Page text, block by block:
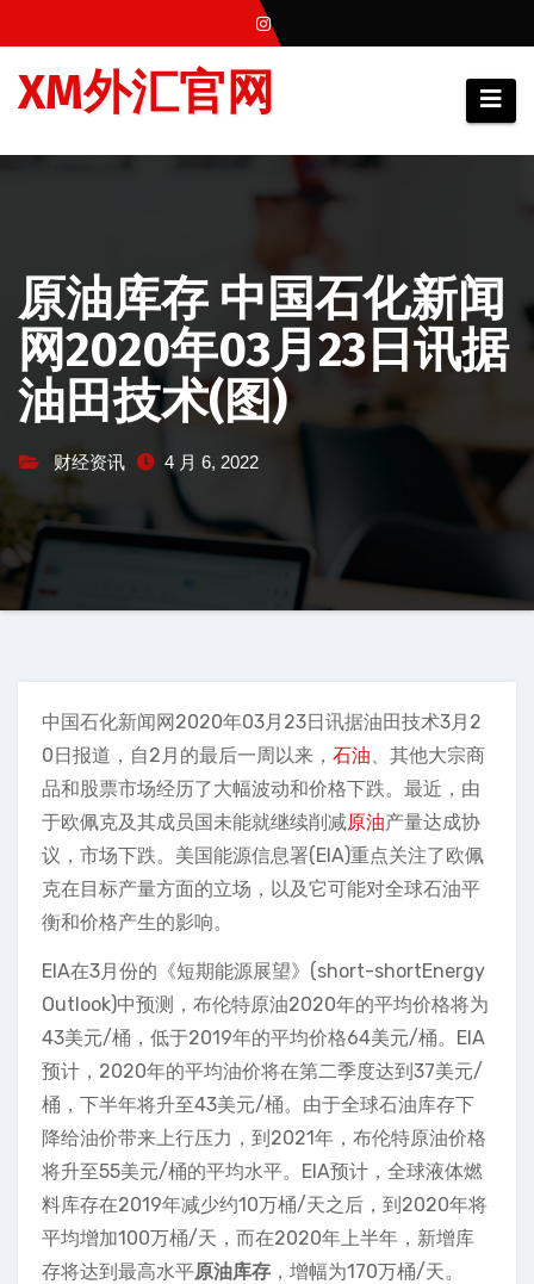
至
XM外汇官网
原油库存 中国石化新闻
网2020年03月23日讯据
油田技术(图)
财经资讯 4 月 6, 2022
中国石化新闻网2020年03月23日讯据油田技术3月2
0日报道，自2月的最后一周以来， 石油、其他大宗商
品和股票市场经历了大幅波动和价格下跌。最近，由
于欧佩克及其成员国未能就继续削减原油产量达成协
议，市场下跌。美国能源信息署(EIA)重点关注了欧佩
克在目标产量方面的立场，以及它可能对全球石油平
衡和价格产生的影响。
EIA在3月份的《短期能源展望》(short-shortEnergy
Outlook)中预测，布伦特原油2020年的平均价格将为
43美元/桶，低于2019年的平均价格64美元/桶。EIA
预计，2020年的平均油价将在第二季度达到37美元/
桶，下半年将升至43美元/桶。由于全球石油库存下
降给油价带来上行压力，到2021年，布伦特原油价格
将升至55美元/桶的平均水平。EIA预计，全球液体燃
料库存在2019年减少约10万桶/天之后，到2020年将
平均增加100万桶/天，而在2020年上半年，新增库
存将达到最高水平原油库存 ，增幅为170万桶/天。